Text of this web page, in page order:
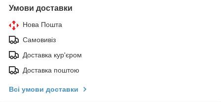
Умови доставки
Нова Пошта
Самовивіз
Доставка кур'єром
Доставка поштою
Всі умови доставки